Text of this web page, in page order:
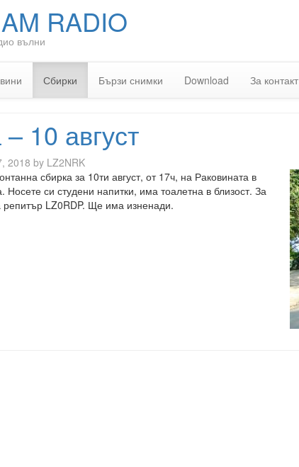
RADIO
вълни
Сбирки Бързи снимки Download За контакт
10 август
2018 by LZ2NRK
сбирка за 10ти август, от 17ч, на Раковината в
Носете си студени напитки, има тоалетна в близост. За
LZ0RDP. Ще има изненади.